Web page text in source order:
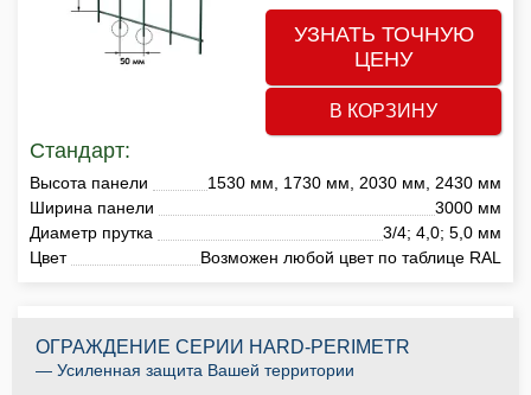
УЗНАТЬ ТОЧНУЮ
ЦЕНУ
В КОРЗИНУ
Стандарт:
Высота панели
1530 мм, 1730 мм, 2030 мм, 2430 мм
Ширина панели
3000 мм
Диаметр прутка
3/4; 4,0; 5,0 мм
Цвет
Возможен любой цвет по таблице RAL
ОГРАЖДЕНИЕ СЕРИИ HARD-PERIMETR
— Усиленная защита Вашей территории